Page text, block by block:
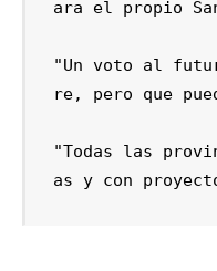
ara el propio
"Un voto al
re, pero que
"Todas las
as y con